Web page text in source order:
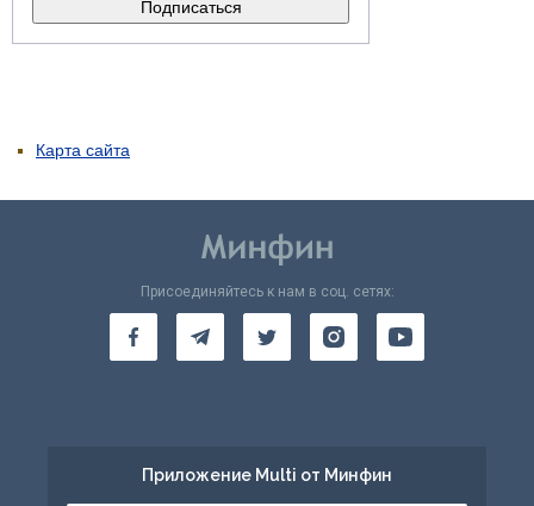
Карта сайта
Присоединяйтесь к нам в соц. сетях:
Приложение Multi от Минфин